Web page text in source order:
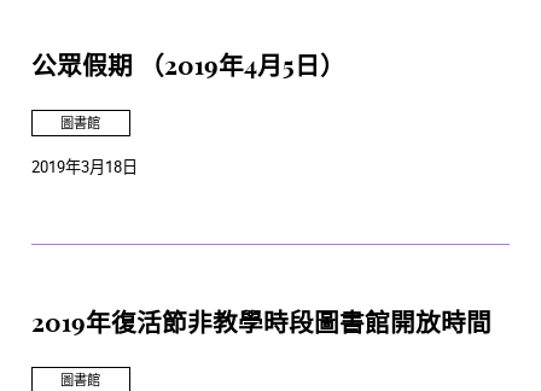
公眾假期 （2019年4月5日）
圖書館
2019年3月18日
2019年復活節非教學時段圖書館開放時間
圖書館